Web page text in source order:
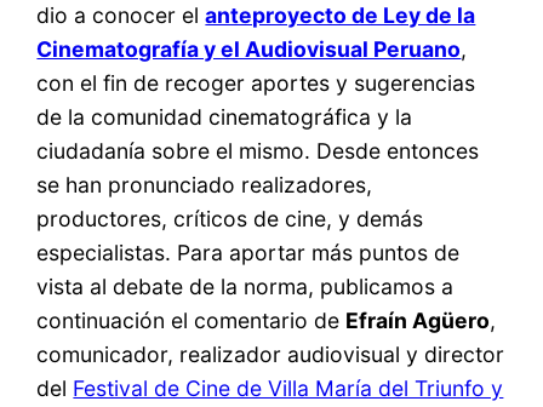
dio a conocer elanteproyecto de Ley de la
Cinematografía y el Audiovisual Peruano,
con el fin de recoger aportes y sugerencias
de la comunidad cinematográfica y la
ciudadanía sobre el mismo. Desde entonces
se han pronunciado realizadores,
productores, críticos de cine, y demás
especialistas. Para aportar más puntos de
vista al debate de la norma, publicamos a
continuación el comentario de Efraín Agüero,
comunicador, realizador audiovisual y director
del Festival de Cine de Villa María del Triunfo y